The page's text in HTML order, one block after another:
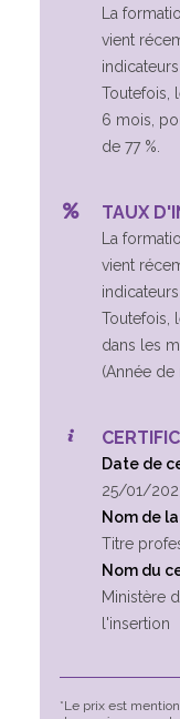
La
vient
Toutefois,
6 mois,
de 77 %.
TAUX
La
vient
Toutefois,
dans les
(Année de
Date de
25/01/
Nom de
Titre
Nom du
Ministère
l'insertion
*Le prix est